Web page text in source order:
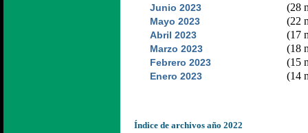
Junio 2023 (28
Mayo 2023 (22
Abril 2023 (17
Marzo 2023 (18
Febrero 2023 (15
Enero 2023 (14
Índice de archivos año 2022